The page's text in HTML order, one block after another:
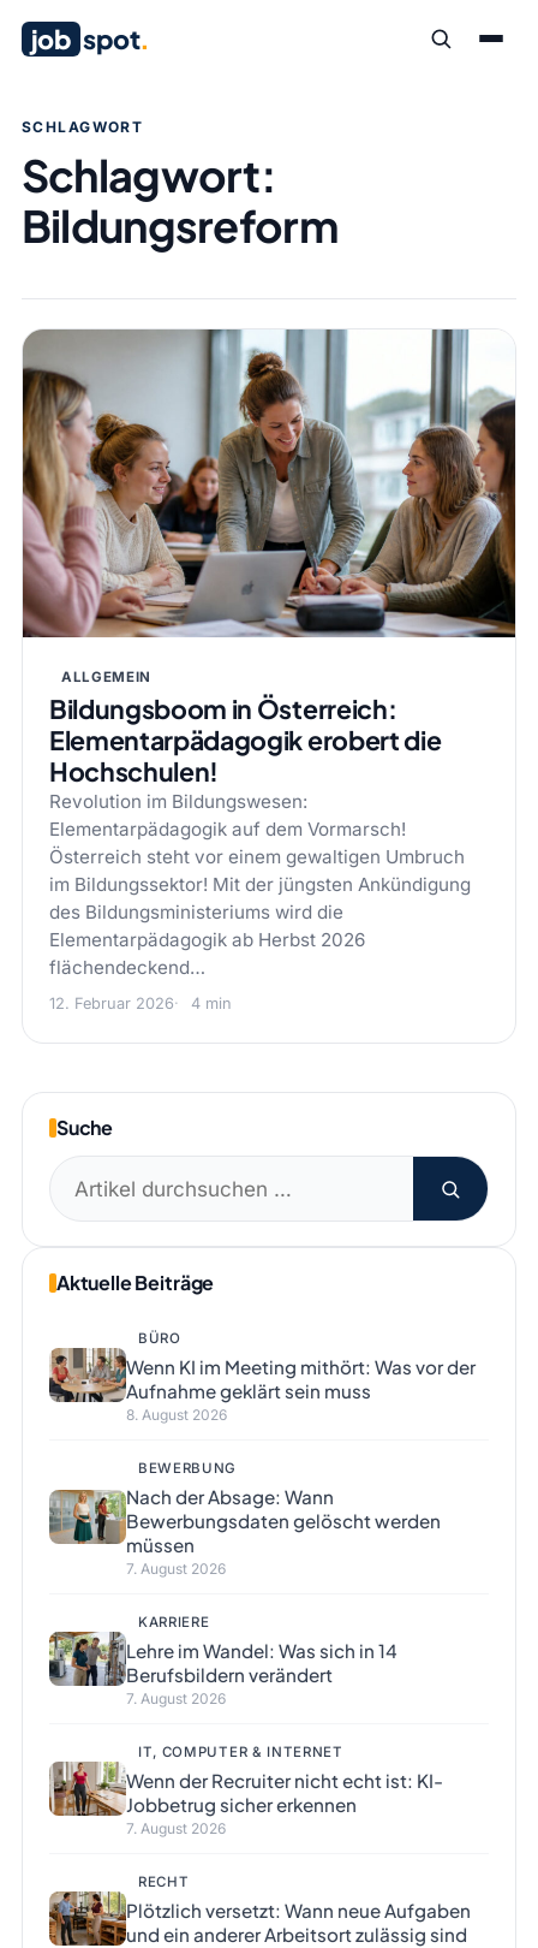
job spot.
SCHLAGWORT
Schlagwort:
Bildungsreform
ALLGEMEIN
Bildungsboom in Österreich:
Elementarpädagogik erobert die
Hochschulen!
Revolution im Bildungswesen:
Elementarpädagogik auf dem Vormarsch!
Österreich steht vor einem gewaltigen Umbruch
im Bildungssektor! Mit der jüngsten Ankündigung
des Bildungsministeriums wird die
Elementarpädagogik ab Herbst 2026
flächendeckend…
12. Februar 2026 4 min
Suche
Suchen
nach:
Aktuelle Beiträge
BÜRO
Wenn KI im Meeting mithört: Was vor der
Aufnahme geklärt sein muss
8. August 2026
BEWERBUNG
Nach der Absage: Wann
Bewerbungsdaten gelöscht werden
müssen
7. August 2026
KARRIERE
Lehre im Wandel: Was sich in 14
Berufsbildern verändert
7. August 2026
IT, COMPUTER & INTERNET
Wenn der Recruiter nicht echt ist: KI-
Jobbetrug sicher erkennen
7. August 2026
RECHT
Plötzlich versetzt: Wann neue Aufgaben
und ein anderer Arbeitsort zulässig sind